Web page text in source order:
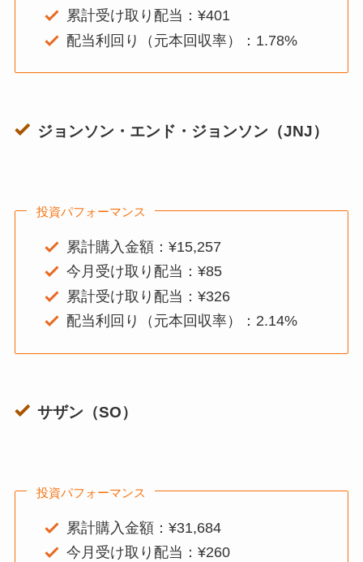
累計受け取り配当：¥401
配当利回り（元本回収率）：1.78%
ジョンソン・エンド・ジョンソン（JNJ）
投資パフォーマンス
累計購入金額：¥15,257
今月受け取り配当：¥85
累計受け取り配当：¥326
配当利回り（元本回収率）：2.14%
サザン（SO）
投資パフォーマンス
累計購入金額：¥31,684
今月受け取り配当：¥260